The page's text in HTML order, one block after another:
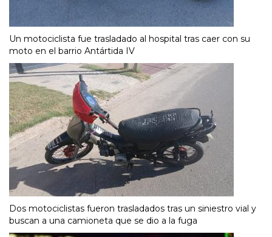
Un motociclista fue trasladado al hospital tras caer con su
moto en el barrio Antártida IV
Dos motociclistas fueron trasladados tras un siniestro vial y
buscan a una camioneta que se dio a la fuga